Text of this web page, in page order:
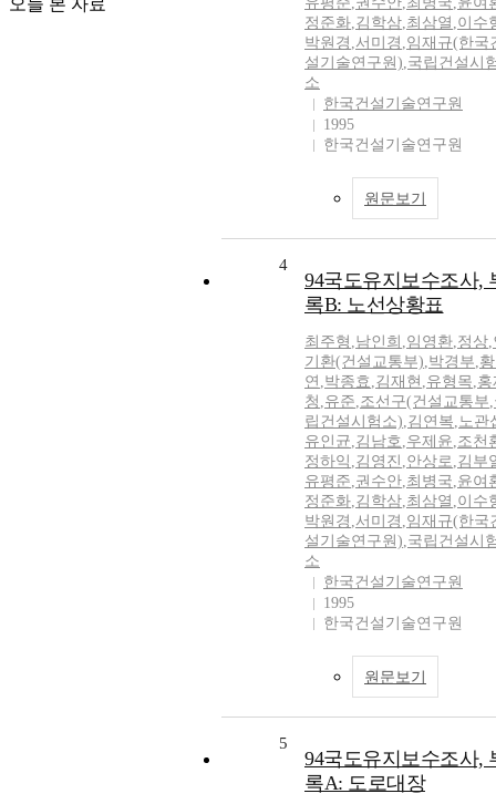
오늘 본 자료
정준화,김학삼,최삼열 ,이수
박원경 ,서미경 ,임재규(한국
설기술연구원),국립건설시
소
한국건설기술연구원
1995
한국건설기술연구원
원문보기
4
94국도유지보수조사,
록B: 노선상황표
최주형 ,남인희 ,임영환,정상,
기환(건설교통부),박경부,
연 ,박종효 ,김재현 ,유형목,홍
청 ,유준,조선구(건설교통부,
립건설시험소),김연복,노관
유인균,김남호,우제윤,조천
정하익 ,김영진 ,안상로,김부
유평준,권수안,최병국,윤여
정준화,김학삼,최삼열 ,이수
박원경 ,서미경 ,임재규(한국
설기술연구원),국립건설시
소
한국건설기술연구원
1995
한국건설기술연구원
원문보기
5
94국도유지보수조사,
록A: 도로대장